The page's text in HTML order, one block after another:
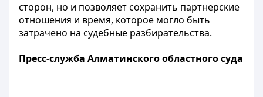
сторон, но и позволяет сохранить партнерские
отношения и время, которое могло быть
затрачено на судебные разбирательства.
Пресс-служба Алматинского областного суда